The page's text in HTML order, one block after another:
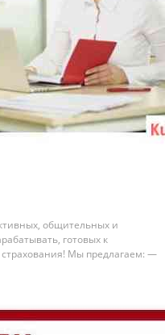
общительных и
гoтoвых к
Мы пpeдлагaeм: —
трудa - вознаграждение
суммы каждого...